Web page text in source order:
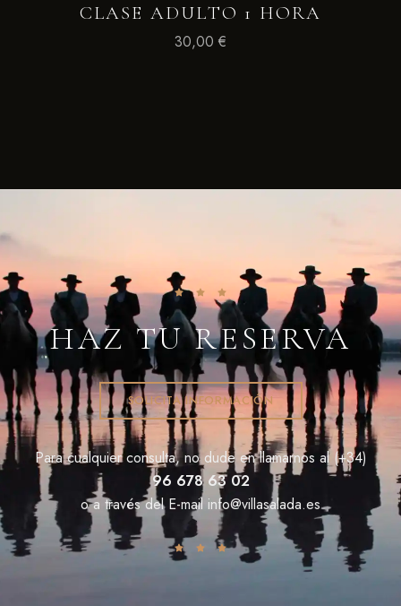
CLASE ADULTO 1 HORA
30,00 €
HAZ TU RESERVA
SOLICITA INFORMACIÓN
Para cualquier consulta, no dude en llamarnos al (+34)
96 678 63 02
o a través del E-mail info@villasalada.es